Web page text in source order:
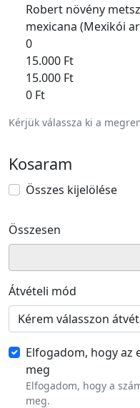
Robert növény
mexicana (Mexikói
0
15.000 Ft
15.000 Ft
0 Ft
Kérjük válassza ki a
Kosaram
Összes kijelölése
Összesen
Átvételi mód
Elfogadom, hogy az
meg
Elfogadom, hogy a
meg.